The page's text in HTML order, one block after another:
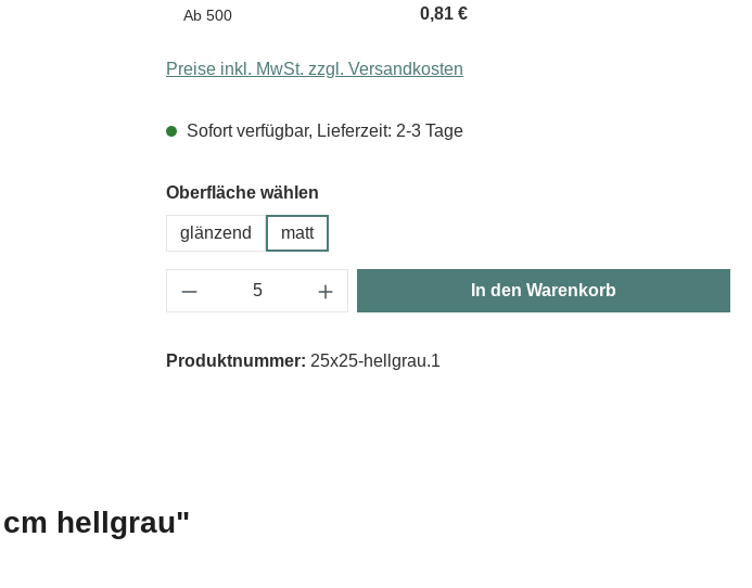
Ab 500 0,81 €
Preise inkl. MwSt. zzgl. Versandkosten
Sofort verfügbar, Lieferzeit: 2-3 Tage
Oberfläche wählen
glänzend matt
Produkt Anzahl: Gib den gewünschten Wert ein
In den Warenkorb
Produktnummer: 25x25-hellgrau.1
hellgrau"